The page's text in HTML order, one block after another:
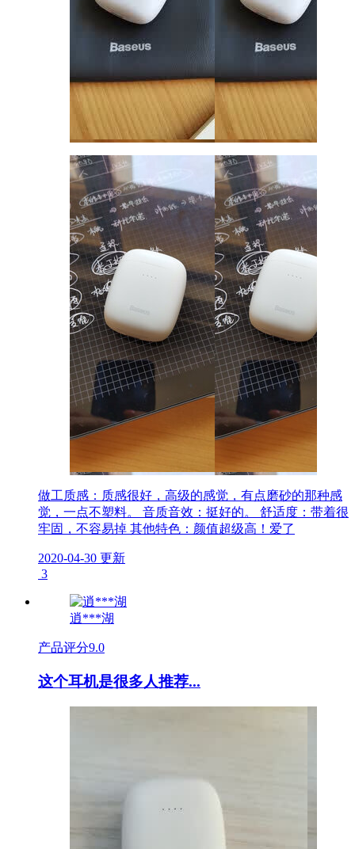
做工质感：质感很好，高级的感觉，有点磨砂的那种感
觉，一点不塑料。 音质音效：挺好的。 舒适度：带着很
牢固，不容易掉 其他特色：颜值超级高！爱了
2020-04-30 更新
3
逍***湖
产品评分9.0
这个耳机是很多人推荐...